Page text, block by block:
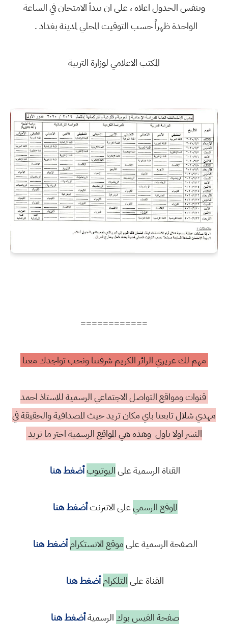
وبنفس الجدول اعلاه ، على ان يبدأ الامتحان في الساعة
الواحدة ظهراً حسب التوقيت المحلي لمدينة بغداد .
المكتب الاعلامي لوزارة التربية
============
مهم لك عزيزي الزائر الكريم شرفتنا ونحب تواجدك معنا
قنوات ومواقع التواصل الاجتماعي الرسمية للاستاذ احمد
مهدي شلال تابعنا باي مكان تريد حيث المصداقية والحقيقة في
النشر اولا باول وهذه هي المواقع الرسمية اختر ما تريد
القناة الرسمية علىاليوتيوبأضغط هنا
الموقع الرسميعلى الانترنتأضغط هنا
الصفحة الرسمية علىموقع الانستكرام أضغط هنا
القناة علىالتلكرامأضغط هنا
صفحة الفيس بوك الرسميةأضغط هنا